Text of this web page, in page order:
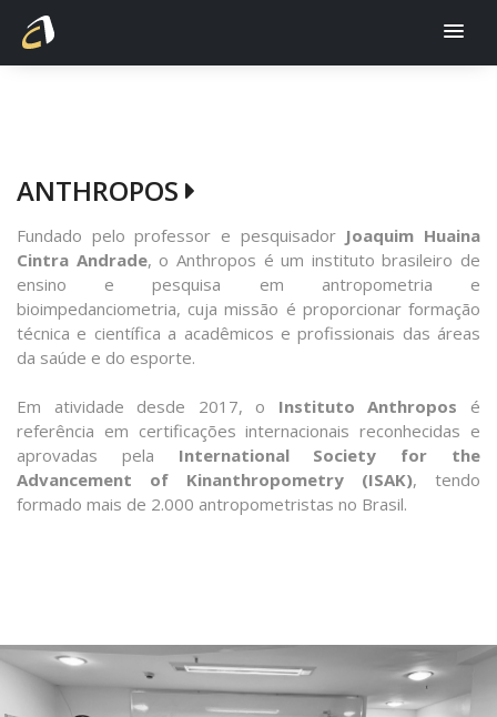
ANTHROPOS
Fundado pelo professor e pesquisador Joaquim Huaina
Cintra Andrade, o Anthropos é um instituto brasileiro de
ensino e pesquisa em antropometria e
bioimpedanciometria, cuja missão é proporcionar formação
técnica e científica a acadêmicos e profissionais das áreas
da saúde e do esporte.
Em atividade desde 2017, o Instituto Anthropos é
referência em certificações internacionais reconhecidas e
aprovadas pela International Society for the
Advancement of Kinanthropometry (ISAK), tendo
formado mais de 2.000 antropometristas no Brasil.